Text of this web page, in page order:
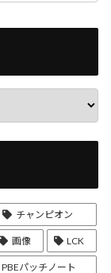
チャンピオン
画像 LCK
PBEパッチノート